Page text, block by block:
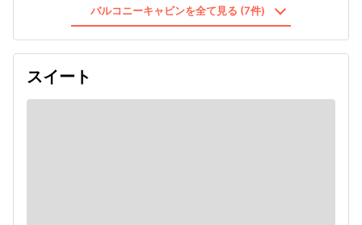
バルコニーキャビンを全て見る (7件)
スイート